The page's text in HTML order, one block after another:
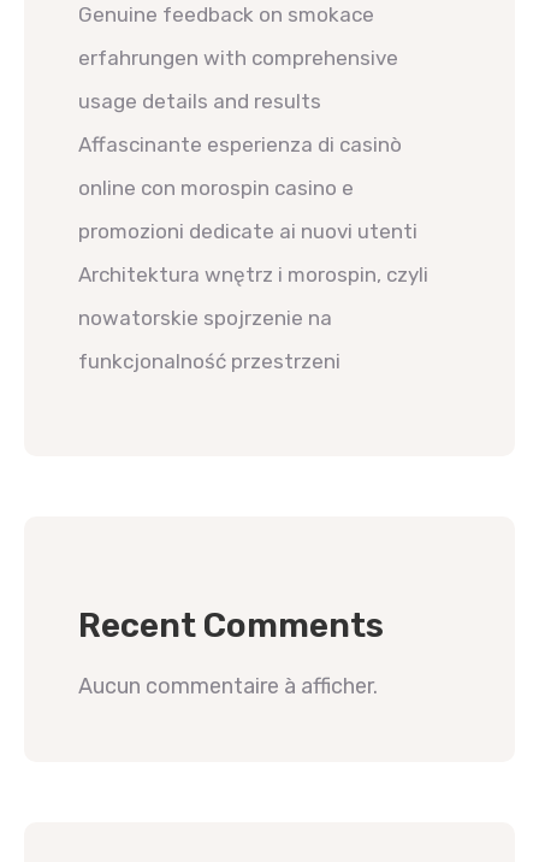
Genuine feedback on smokace
erfahrungen with comprehensive
usage details and results
Affascinante esperienza di casinò
online con morospin casino e
promozioni dedicate ai nuovi utenti
Architektura wnętrz i morospin, czyli
nowatorskie spojrzenie na
funkcjonalność przestrzeni
Recent Comments
Aucun commentaire à afficher.